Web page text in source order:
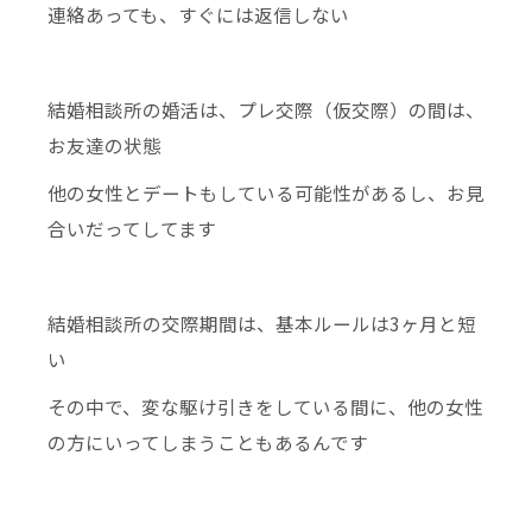
連絡あっても、すぐには返信しない
結婚相談所の婚活は、プレ交際（仮交際）の間は、
お友達の状態
他の女性とデートもしている可能性があるし、お見
合いだってしてます
結婚相談所の交際期間は、基本ルールは3ヶ月と短
い
その中で、変な駆け引きをしている間に、他の女性
の方にいってしまうこともあるんです